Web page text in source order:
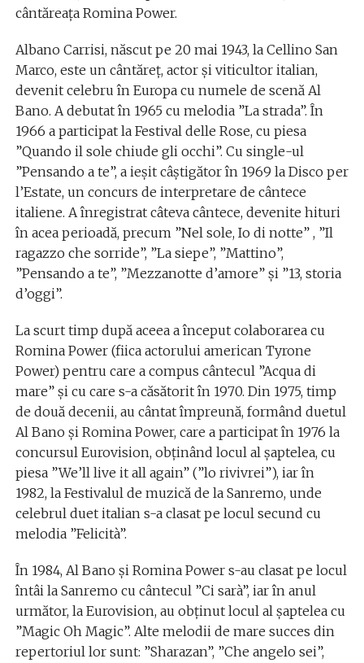
cântăreaţa Romina Power.
Albano Carrisi, născut pe 20 mai 1943, la Cellino San
Marco, este un cântăreţ, actor şi viticultor italian,
devenit celebru în Europa cu numele de scenă Al
Bano. A debutat în 1965 cu melodia ”La strada”. În
1966 a participat la Festival delle Rose, cu piesa
”Quando il sole chiude gli occhi”. Cu single-ul
”Pensando a te”, a ieşit câştigător în 1969 la Disco per
l’Estate, un concurs de interpretare de cântece
italiene. A înregistrat câteva cântece, devenite hituri
în acea perioadă, precum ”Nel sole, Io di notte” , ”Il
ragazzo che sorride”, ”La siepe”, ”Mattino”,
”Pensando a te”, ”Mezzanotte d’amore” şi ”13, storia
d’oggi”.
La scurt timp după aceea a început colaborarea cu
Romina Power (fiica actorului american Tyrone
Power) pentru care a compus cântecul ”Acqua di
mare” şi cu care s-a căsătorit în 1970. Din 1975, timp
de două decenii, au cântat împreună, formând duetul
Al Bano şi Romina Power, care a participat în 1976 la
concursul Eurovision, obţinând locul al şaptelea, cu
piesa ”We’ll live it all again” (”lo rivivrei”), iar în
1982, la Festivalul de muzică de la Sanremo, unde
celebrul duet italian s-a clasat pe locul secund cu
melodia ”Felicità”.
În 1984, Al Bano şi Romina Power s-au clasat pe locul
întâi la Sanremo cu cântecul ”Ci sarà”, iar în anul
următor, la Eurovision, au obţinut locul al şaptelea cu
”Magic Oh Magic”. Alte melodii de mare succes din
repertoriul lor sunt: ”Sharazan”, ”Che angelo sei”,